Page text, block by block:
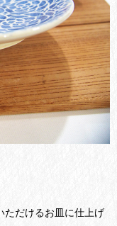
ただけるお皿に仕上げ